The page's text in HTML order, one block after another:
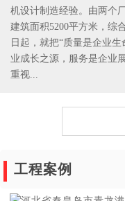
机设计制造经验。由两个
建筑面积5200平方米，综
日起，就把“质量是企业
业成长之源，服务是企业
重视...
工程案例